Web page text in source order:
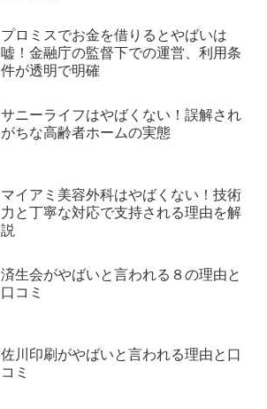
プロミスでお金を借りるとやばいは
嘘！金融庁の監督下での運営、利用条
件が透明で明確
サニーライフはやばくない！誤解され
がちな高齢者ホームの実態
マイアミ美容外科はやばくない！技術
力と丁寧な対応で支持される理由を解
説
済生会がやばいと言われる８の理由と
口コミ
佐川印刷がやばいと言われる理由と口
コミ